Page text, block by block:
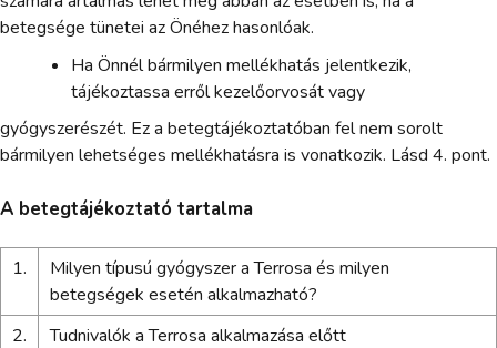
betegsége tünetei az Önéhez hasonlóak.
Ha Önnél bármilyen mellékhatás jelentkezik,
tájékoztassa erről kezelőorvosát vagy
gyógyszerészét. Ez a betegtájékoztatóban fel nem sorolt
bármilyen lehetséges mellékhatásra is vonatkozik. Lásd 4. pont.
A betegtájékoztató tartalma
1.
Milyen típusú gyógyszer a Terrosa és milyen
betegségek esetén alkalmazható?
2.
Tudnivalók a Terrosa alkalmazása előtt